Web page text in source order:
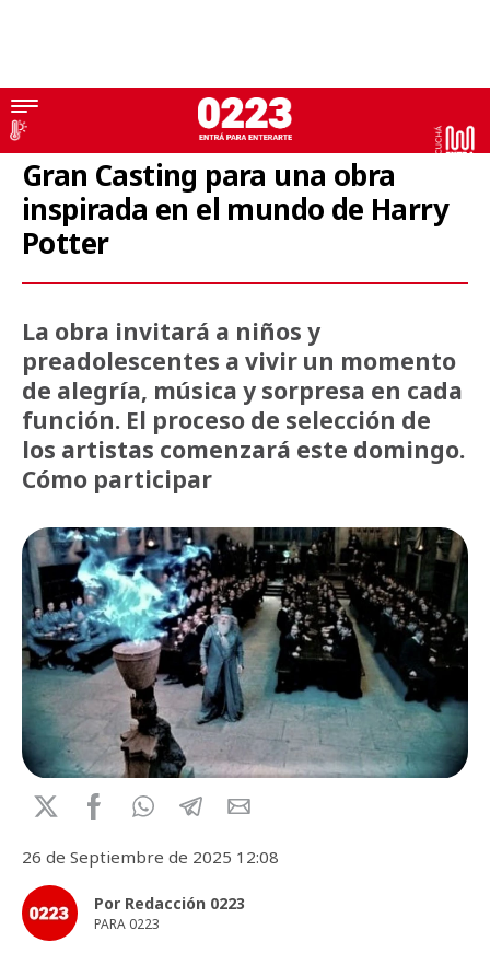
Teatro
Gran Casting para una obra
inspirada en el mundo de Harry
Potter
La obra invitará a niños y
preadolescentes a vivir un momento
de alegría, música y sorpresa en cada
función. El proceso de selección de
los artistas comenzará este domingo.
Cómo participar
26 de Septiembre de 2025 12:08
Por Redacción 0223
PARA 0223